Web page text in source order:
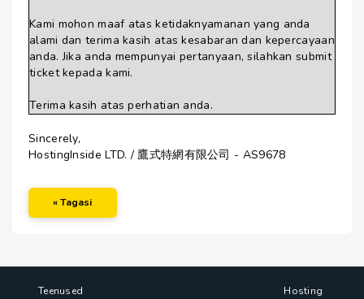
Kami mohon maaf atas ketidaknyamanan yang anda
alami dan terima kasih atas kesabaran dan kepercayaan
anda. Jika anda mempunyai pertanyaan, silahkan submit
ticket kepada kami.
Terima kasih atas perhatian anda.
Sincerely,
HostingInside LTD. / 鷹式特網有限公司 - AS9678
« Tagasi
Teenused Hosting